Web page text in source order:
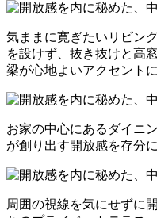
気ままに寛ぎたいリビン
を設けず、抜き抜けと高
梁が心地よいアクセントに
お家の中心にあるダイニ
が創り出す開放感を存分
周囲の視線を気にせずに